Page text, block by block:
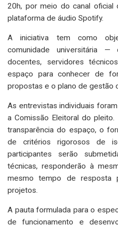
20h, por meio do canal oficial
plataforma de áudio Spotify.
A iniciativa tem como
comunidade universitária —
docentes, servidores
espaço para conhecer de
propostas e o plano de gestão
As entrevistas individuais
a Comissão Eleitoral do
transparência do espaço, o
de critérios rigorosos de
participantes serão
técnicas, responderão à
mesmo tempo de resposta
projetos.
A pauta formulada para o
de funcionamento e